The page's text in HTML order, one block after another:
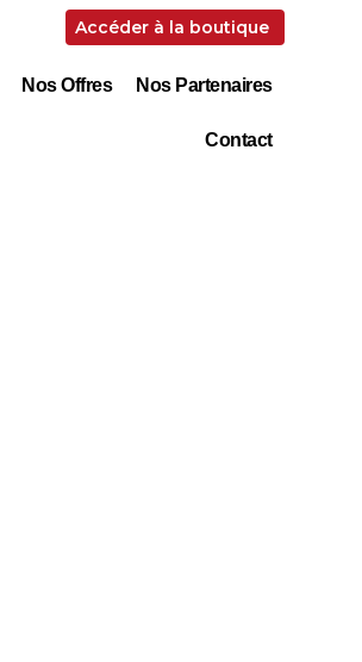
Accéder à la boutique
Nos Offres Nos Partenaires
Contact